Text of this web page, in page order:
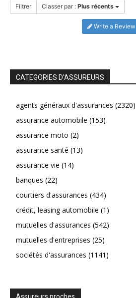
Filtrer Classer par : Plus récents
Write a Review
CATEGORIES D'ASSUREURS
agents généraux d'assurances (2320)
assurance automobile (153)
assurance moto (2)
assurance santé (13)
assurance vie (14)
banques (22)
courtiers d'assurances (434)
crédit, leasing automobile (1)
mutuelles d'assurances (542)
mutuelles d'entreprises (25)
sociétés d'assurances (1141)